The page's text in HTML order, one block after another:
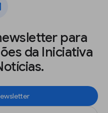
para
da Iniciativa